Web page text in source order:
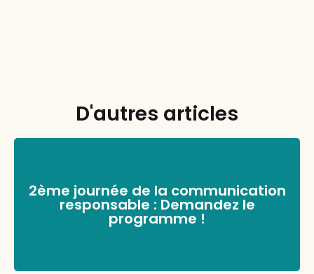
D'autres articles
2ème journée de la communication
responsable : Demandez le
programme !